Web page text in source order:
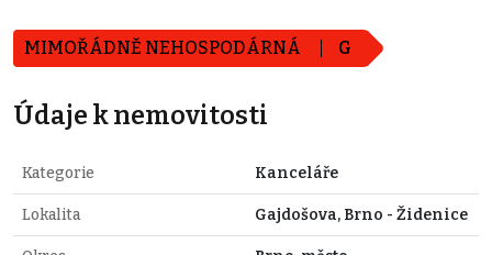
MIMOŘÁDNĚ NEHOSPODÁRNÁ G
Údaje k nemovitosti
Kategorie Kanceláře
Lokalita Gajdošova, Brno - Židenice